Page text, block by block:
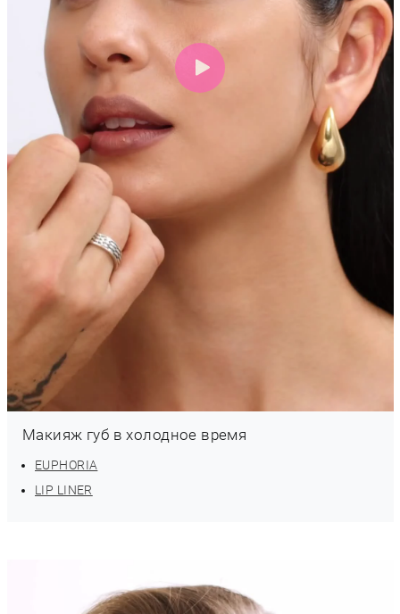
Макияж губ в холодное время
EUPHORIA
LIP LINER